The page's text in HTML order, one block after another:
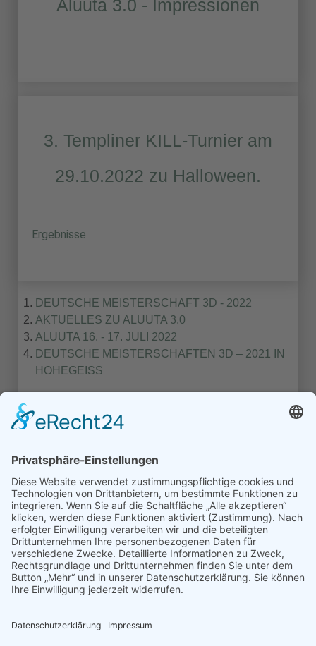
Aluuta 3.0 - Impressionen
3. Templiner KILL-Turnier am
29.10.2022 zu Halloween.
Ergebnisse
DEUTSCHE MEISTERSCHAFT 3D - 2022
AKTUELLES ZU ALUUTA 3.0
ALUUTA 16. - 17. JULI 2022
DEUTSCHE MEISTERSCHAFTEN 3D – 2021 IN
HOHEGEISS
Turniere Extern
Turniere in Templin
Turniere Nordmans CUP